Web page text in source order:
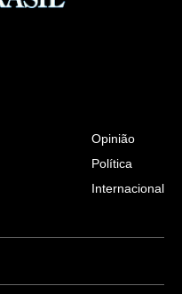
Opinião
Política
Internacional